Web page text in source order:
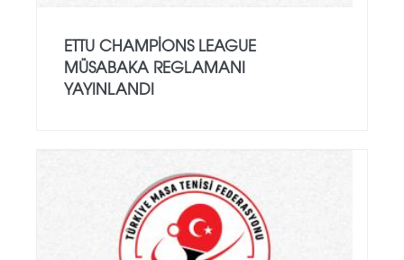
ETTU CHAMPIONS LEAGUE
MÜSABAKA REGLAMANI
YAYINLANDI